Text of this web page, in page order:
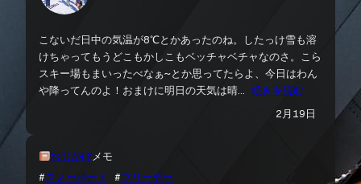
こないだ日中の気温が8℃とかあったのね。したっけ雪も溶
けちゃってもうどこもかしこもベッチャベチャなのさ。こら
スキー場もまいったべなぁ〜とか思ってたらよ、今日はわん
や降ってんのよ！おまけに明日の天気は晴… 続きを読む
2月19日
お出かけ メモ
# スノーボード #フリーデー